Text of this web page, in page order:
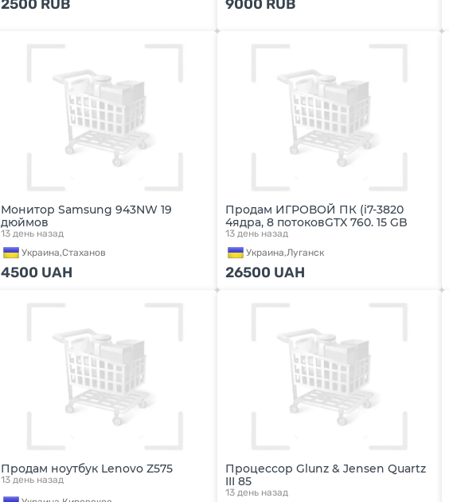
2500 RUB 9000 RUB
Монитор Samsung 943NW 19
дюймов
13 день назад
Украина,Стаханов
4500 UAH
Продам ИГРОВОЙ ПК (i7-3820
4ядра, 8 потоковGTX 760. 15 GB
13 день назад
Украина,Луганск
26500 UAH
Продам ноутбук Lenovo Z575
13 день назад
Процессор Glunz & Jensen Quartz
III 85
13 день назад